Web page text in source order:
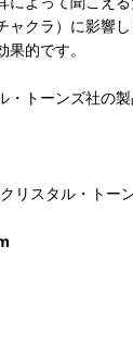
ャクラ）に影響
的です。
トーンズ社の製
リスタル・トー